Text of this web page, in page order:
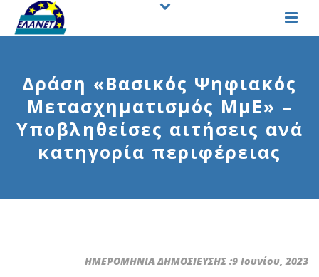
Δράση «Βασικός Ψηφιακός
Μετασχηματισμός ΜμΕ» –
Υποβληθείσες αιτήσεις ανά
κατηγορία περιφέρειας
ΗΜΕΡΟΜΗΝΙΑ ΔΗΜΟΣΙΕΥΣΗΣ :9 Ιουνίου, 2023